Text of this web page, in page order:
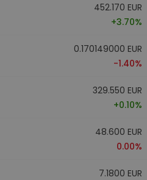
452.170 EUR
+3.70%
0.170149000 EUR
-1.40%
329.550 EUR
+0.10%
48.600 EUR
0.00%
7.1800 EUR